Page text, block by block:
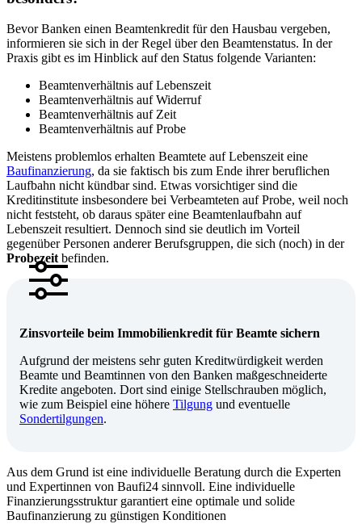
Bevor Banken einen Beamtenkredit für den Hausbau vergeben,
informieren sie sich in der Regel über den Beamtenstatus. In der
Praxis gibt es im Hinblick auf den Status folgende Varianten:
Beamtenverhältnis auf Lebenszeit
Beamtenverhältnis auf Widerruf
Beamtenverhältnis auf Zeit
Beamtenverhältnis auf Probe
Meistens problemlos erhalten Beamtete auf Lebenszeit eine
Baufinanzierung, da sie faktisch bis zum Ende ihrer beruflichen
Laufbahn nicht kündbar sind. Etwas vorsichtiger sind die
Kreditinstitute insbesondere bei Verbeamteten auf Probe, weil noch
nicht feststeht, ob daraus später eine Beamtenlaufbahn auf
Lebenszeit resultiert. Dennoch sind sie deutlich im Vorteil
gegenüber Personen anderer Berufsgruppen, die sich (noch) in der
Probezeit befinden.
Zinsvorteile beim Immobilienkredit für Beamte sichern
Aufgrund der meistens sehr guten Kreditwürdigkeitwerden
Beamte und Beamtinnen von den Banken maßgeschneiderte
Kredite angeboten. Dort sind einige Stellschrauben möglich,
wie zum Beispiel eine höhere Tilgung und eventuelle
Sondertilgungen.
Aus dem Grund ist eine individuelle Beratung durch die Experten
und Expertinnen von Baufi24 sinnvoll. Eine individuelle
Finanzierungsstruktur garantiert eine optimale und solide
Baufinanzierung zu günstigen Konditionen